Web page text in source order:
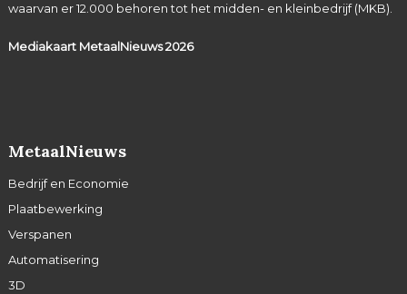
waarvan er 12.000 behoren tot het midden- en kleinbedrijf (MKB).
Mediakaart MetaalNieuws2026
MetaalNieuws
Bedrijf en Economie
Plaatbewerking
Verspanen
Automatisering
3D